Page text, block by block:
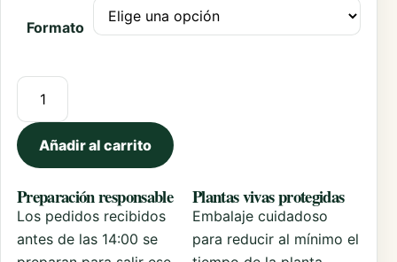
Formato
Cineraria Marítima cantidad
Añadir al carrito
Preparación responsable
Los pedidos recibidos
antes de las 14:00 se
Plantas vivas protegidas
Embalaje cuidadoso
para reducir al mínimo el